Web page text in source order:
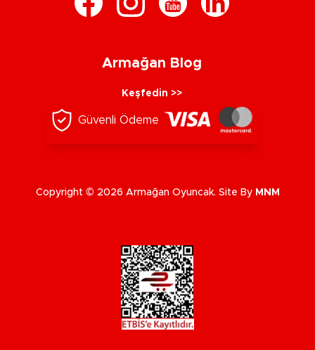
Armağan Blog
Keşfedin >>
Güvenli Ödeme
Copyright © 2026 Armağan Oyuncak. Site By MNM